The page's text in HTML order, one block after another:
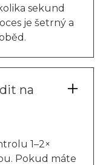
sekund
je šetrný a
na
1–2×
Pokud máte